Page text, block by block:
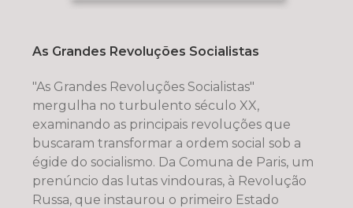
As Grandes Revoluções Socialistas
"As Grandes Revoluções Socialistas"
mergulha no turbulento século XX,
examinando as principais revoluções que
buscaram transformar a ordem social sob a
égide do socialismo. Da Comuna de Paris, um
prenúncio das lutas vindouras, à Revolução
Russa, que instaurou o primeiro Estado